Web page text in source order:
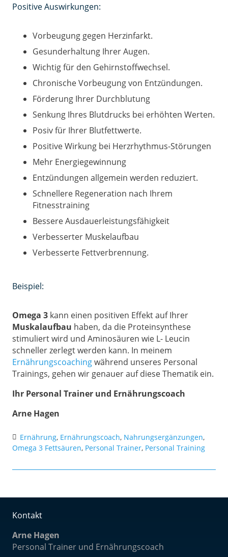
Positive Auswirkungen:
Vorbeugung gegen Herzinfarkt.
Gesunderhaltung Ihrer Augen.
Wichtig für den Gehirnstoffwechsel.
Chronische Vorbeugung von Entzündungen.
Förderung Ihrer Durchblutung
Senkung Ihres Blutdrucks bei erhöhten Werten.
Posiv für Ihrer Blutfettwerte.
Positive Wirkung bei Herzrhythmus-Störungen
Mehr Energiegewinnung
Entzündungen allgemein werden reduziert.
Schnellere Regeneration nach Ihrem
Fitnesstraining
Bessere Ausdauerleistungsfähigkeit
Verbesserter Muskelaufbau
Verbesserte Fettverbrennung.
Beispiel:
Omega 3 kann einen positiven Effekt auf Ihrer
Muskalaufbau haben, da die Proteinsynthese
stimuliert wird und Aminosäuren wie L- Leucin
schneller zerlegt werden kann. In meinem
Ernährungscoachingwährend unseres Personal
Trainings, gehen wir genauer auf diese Thematik ein.
Ihr Personal Trainer und Ernährungscoach
Arne Hagen
Ernährung, Ernährungscoach, Nahrungsergänzungen,
Omega 3 Fettsäuren, Personal Trainer, Personal Training
Kontakt
Arne Hagen
Personal Trainer und Ernährungscoach